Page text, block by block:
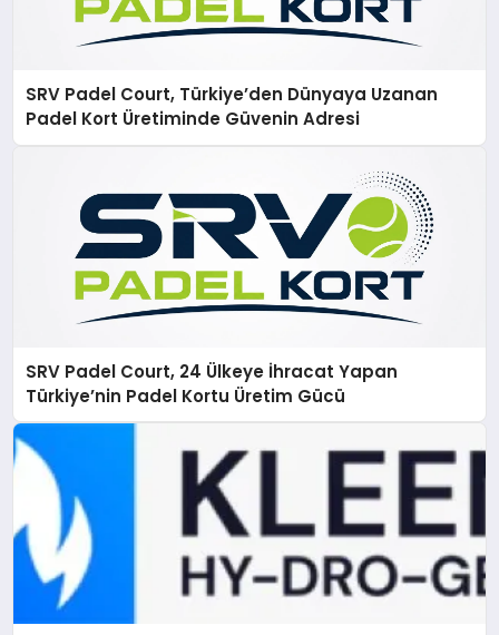
SRV Padel Court, Türkiye’den Dünyaya Uzanan
Padel Kort Üretiminde Güvenin Adresi
SRV Padel Court, 24 Ülkeye İhracat Yapan
Türkiye’nin Padel Kortu Üretim Gücü